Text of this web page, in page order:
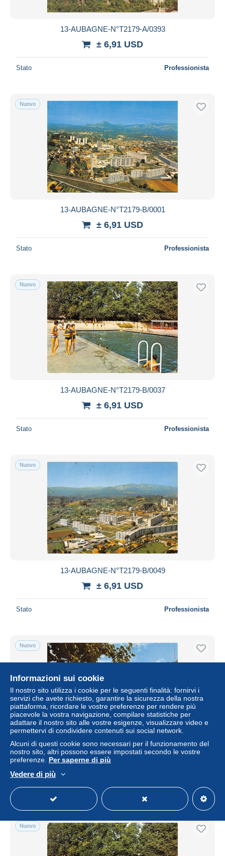
13-AUBAGNE-N°T2179-A/0393
± 6,91 USD
Stato Professionista
Nuovo
13-AUBAGNE-N°T2179-B/0001
± 6,91 USD
Stato Professionista
Nuovo
13-AUBAGNE-N°T2179-B/0037
± 6,91 USD
Stato Professionista
Nuovo
13-AUBAGNE-N°T2179-B/0049
± 6,91 USD
Stato Professionista
Nuovo
13-AUBAGNE-N°T2179-B/0035
± 6,91 USD
Stato Professionista
Nuovo
Informazioni sui cookie
Il nostro sito utilizza i cookie per le seguenti finalità: fornirvi i
servizi che avete richiesto, garantire la sicurezza della nostra
piattaforma, ricordare le vostre preferenze per rendere più
piacevole la vostra navigazione, compilare statistiche per
adattare il nostro sito alle vostre esigenze, visualizzare video e
permettervi di condividere contenuti sui social network.
Alcuni di questi cookie sono necessari per il funzionamento del
nostro sito, altri possono essere impostati secondo le vostre
preferenze. Per saperne di più
Vedere di più